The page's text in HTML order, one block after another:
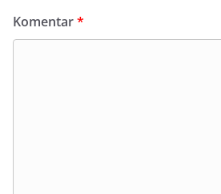
Kemerdekaan RI‎‎Medan, 5
rangka menyambut Hari
Komentar*